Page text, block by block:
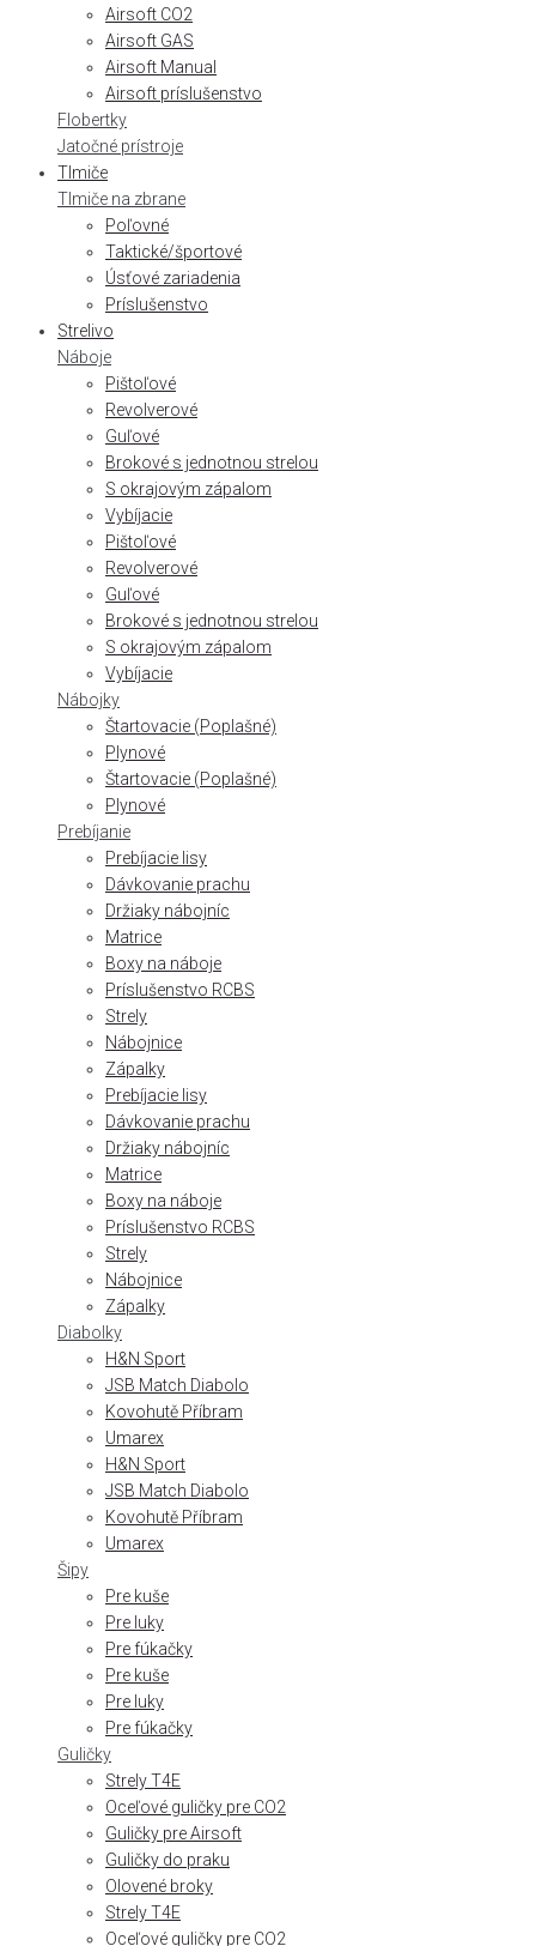
Airsoft CO2
Airsoft GAS
Airsoft Manual
Airsoft príslušenstvo
Flobertky
Jatočné prístroje
Tlmiče
Tlmiče na zbrane
Poľovné
Taktické/športové
Úsťové zariadenia
Príslušenstvo
Strelivo
Náboje
Pištoľové
Revolverové
Guľové
Brokové s jednotnou strelou
S okrajovým zápalom
Vybíjacie
Pištoľové
Revolverové
Guľové
Brokové s jednotnou strelou
S okrajovým zápalom
Vybíjacie
Nábojky
Štartovacie (Poplašné)
Plynové
Štartovacie (Poplašné)
Plynové
Prebíjanie
Prebíjacie lisy
Dávkovanie prachu
Držiaky nábojníc
Matrice
Boxy na náboje
Príslušenstvo RCBS
Strely
Nábojnice
Zápalky
Prebíjacie lisy
Dávkovanie prachu
Držiaky nábojníc
Matrice
Boxy na náboje
Príslušenstvo RCBS
Strely
Nábojnice
Zápalky
Diabolky
H&N Sport
JSB Match Diabolo
Kovohutě Příbram
Umarex
H&N Sport
JSB Match Diabolo
Kovohutě Příbram
Umarex
Šipy
Pre kuše
Pre luky
Pre fúkačky
Pre kuše
Pre luky
Pre fúkačky
Guličky
Strely T4E
Oceľové guličky pre CO2
Guličky pre Airsoft
Guličky do praku
Olovené broky
Strely T4E
Oceľové guličky pre CO2